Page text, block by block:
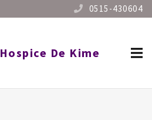
0515-430604
Hospice De Kime